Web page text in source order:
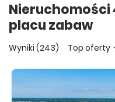
Nieruchomości
placu zabaw
Wyniki (243) Top oferty